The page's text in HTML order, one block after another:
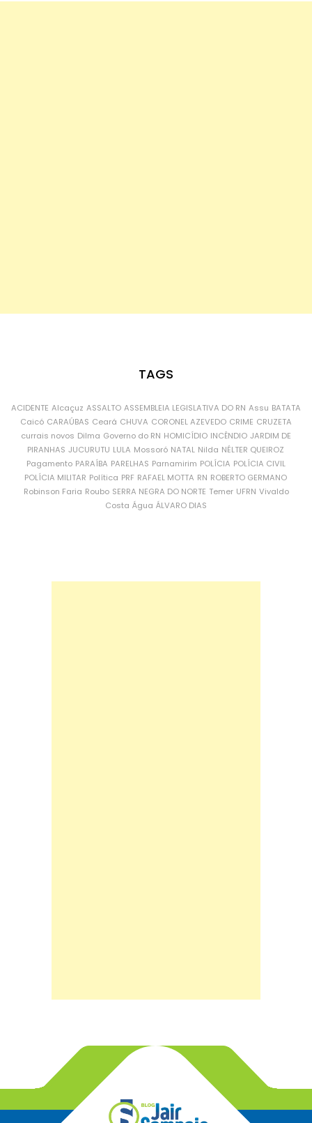
TAGS
ACIDENTE Alcaçuz ASSALTO ASSEMBLEIA LEGISLATIVA DO RN Assu BATATA
Caicó CARAÚBAS Ceará CHUVA CORONEL AZEVEDO CRIME CRUZETA
currais novos Dilma Governo do RN HOMICÍDIO INCÊNDIO JARDIM DE
PIRANHAS JUCURUTU LULA Mossoró NATAL Nilda NÉLTER QUEIROZ
Pagamento PARAÍBA PARELHAS Parnamirim POLÍCIA POLÍCIA CIVIL
POLÍCIA MILITAR Política PRF RAFAEL MOTTA RN ROBERTO GERMANO
Robinson Faria Roubo SERRA NEGRA DO NORTE Temer UFRN Vivaldo
Costa Água ÁLVARO DIAS